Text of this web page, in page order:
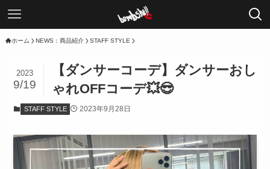
ホーム NEWS：商品紹介 STAFF STYLE
【ダンサーコーデ】ダンサーおし
ゃれOFFコーデ💥😎
2023
9/19
STAFF STYLE 2023年9月28日